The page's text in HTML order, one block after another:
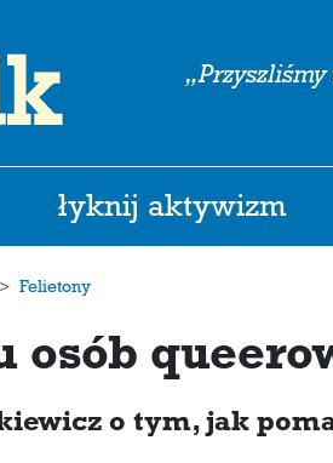
łyknij aktywizm
Felietony
osób
o tym, jak